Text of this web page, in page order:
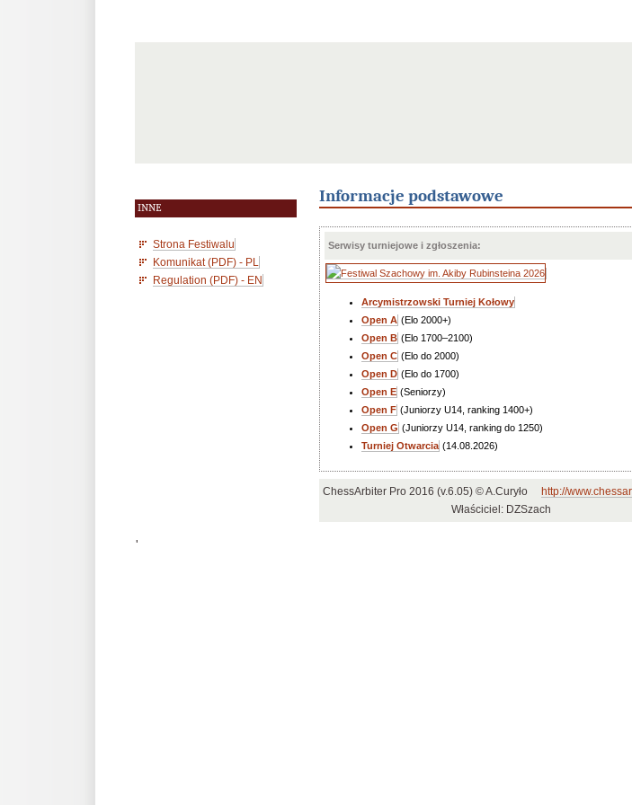
INNE
Strona Festiwalu
Komunikat (PDF) - PL
Regulation (PDF) - EN
Informacje podstawowe
Serwisy turniejowe i zgłoszenia:
Arcymistrzowski Turniej Kołowy
Open A (Elo 2000+)
Open B (Elo 1700–2100)
Open C (Elo do 2000)
Open D (Elo do 1700)
Open E (Seniorzy)
Open F (Juniorzy U14, ranking 1400+)
Open G (Juniorzy U14, ranking do 1250)
Turniej Otwarcia (14.08.2026)
ChessArbiter Pro 2016 (v.6.05) © A.Curyło
http://
Właściciel: DZSzach
'